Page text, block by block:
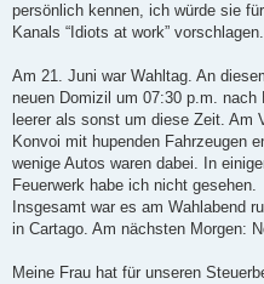
persönlich kennen, ich würde sie
Kanals “Idiots at work” vorschlagen.
Am 21. Juni war Wahltag. An
neuen Domizil um 07:30 p.m.
leerer als sonst um diese Zeit. Am
Konvoi mit hupenden Fahrzeugen
wenige Autos waren dabei. In
Feuerwerk habe ich nicht gesehen.
Insgesamt war es am Wahlabend
in Cartago. Am nächsten Morgen:
Meine Frau hat für unseren